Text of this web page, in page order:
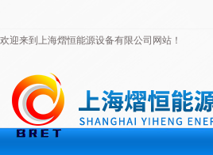
欢迎来到上海熠恒能源设备有限公司网站！